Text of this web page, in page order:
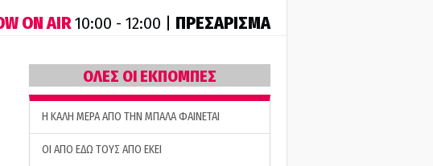
ON AIR10:00 - 12:00 | ΠΡΕΣΑΡΙΣΜΑ
ΟΛΕΣ ΟΙ ΕΚΠΟΜΠΕΣ
H ΚΑΛΗ ΜΕΡΑ ΑΠΟ ΤΗΝ ΜΠΑΛΑ ΦΑΙΝΕΤΑΙ
ΟΙ ΑΠΟ ΕΔΩ ΤΟΥΣ ΑΠΟ ΕΚΕΙ